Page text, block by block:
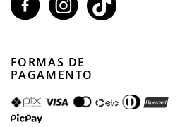
FORMAS DE
PAGAMENTO